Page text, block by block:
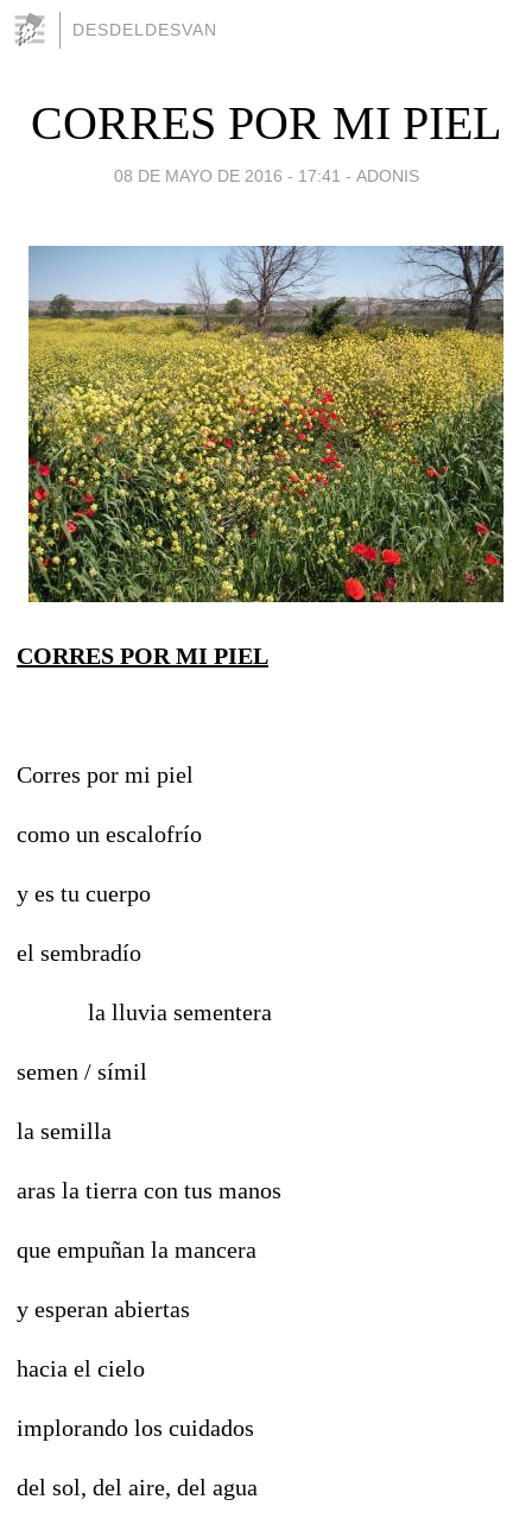
DESDELDESVAN
CORRES POR MI PIEL
08 DE MAYO DE 2016 - 17:41 - ADONIS
CORRES POR MI PIEL
Corres por mi piel
como un escalofrío
y es tu cuerpo
el sembradío
la lluvia sementera
semen / símil
la semilla
aras la tierra con tus manos
que empuñan la mancera
y esperan abiertas
hacia el cielo
implorando los cuidados
del sol, del aire, del agua